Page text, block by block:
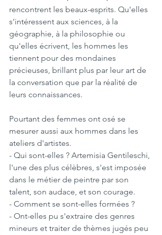
rencontrent les beaux-esprits. Qu'elles
s'intéressent aux sciences, à la
géographie, à la philosophie ou
qu'elles écrivent, les hommes les
tiennent pour des mondaines
précieuses, brillant plus par leur art de
la conversation que par la réalité de
leurs connaissances.
Pourtant des femmes ont osé se
mesurer aussi aux hommes dans les
ateliers d'artistes.
- Qui sont-elles ? Artemisia Gentileschi,
l'une des plus célèbres, s'est imposée
dans le métier de peintre par son
talent, son audace, et son courage.
- Comment se sont-elles formées ?
- Ont-elles pu s'extraire des genres
mineurs et traiter de thèmes jugés peu